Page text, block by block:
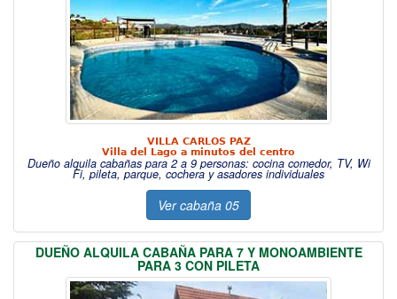
VILLA CARLOS PAZ
Villa del Lago a minutos del centro
Dueño alquila cabañas para 2 a 9 personas: cocina comedor, TV, Wi
Fi, pileta, parque, cochera y asadores individuales
Ver cabaña 05
DUEÑO ALQUILA CABAÑA PARA 7 Y MONOAMBIENTE
PARA 3 CON PILETA